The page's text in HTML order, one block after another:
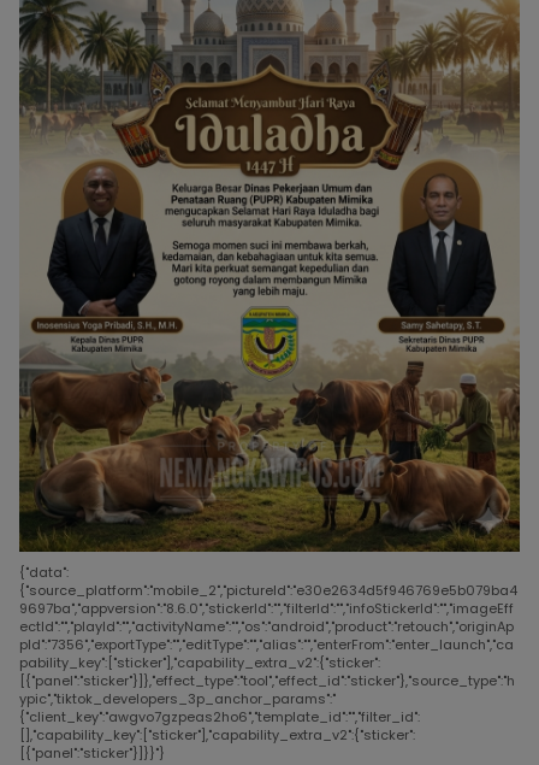
{"data":
{"source_platform":"mobile_2","pictureId":"e30e2634d5f946769e5b079ba4
9697ba","appversion":"8.6.0","stickerId":"","filterId":"","infoStickerId":"","imageEff
ectId":"","playId":"","activityName":"","os":"android","product":"retouch","originAp
pId":"7356","exportType":"","editType":"","alias":"","enterFrom":"enter_launch","ca
pability_key":["sticker"],"capability_extra_v2":{"sticker":
[{"panel":"sticker"}]},"effect_type":"tool","effect_id":"sticker"},"source_type":"h
ypic","tiktok_developers_3p_anchor_params":"
{"client_key":"awgvo7gzpeas2ho6","template_id":"","filter_id":
[],"capability_key":["sticker"],"capability_extra_v2":{"sticker":
[{"panel":"sticker"}]}}"}